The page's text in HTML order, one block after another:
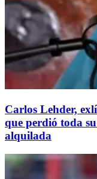
Carlos Lehder,
que perdió toda
alquilada